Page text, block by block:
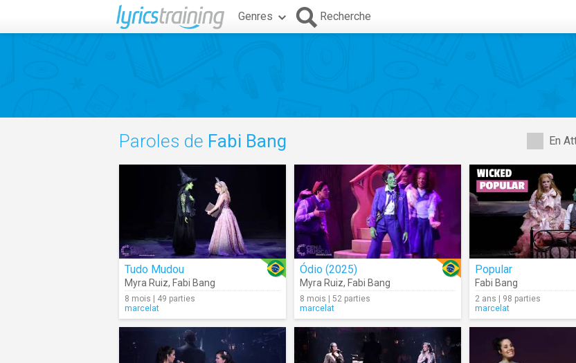
Genres Recherche
En
Paroles de Fabi Bang
Tudo Mudou
Myra Ruiz, Fabi Bang
8 mois | 49 parties
marcelat
Ódio (2025)
Myra Ruiz, Fabi Bang
8 mois | 52 parties
marcelat
Popular
Fabi Bang
2 ans | 98 parties
marcelat